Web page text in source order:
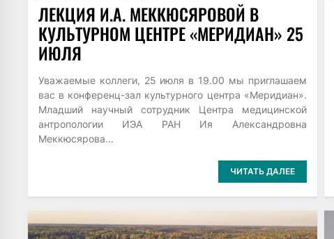
ЛЕКЦИЯ И.А. МЕККЮСЯРОВОЙ В
КУЛЬТУРНОМ ЦЕНТРЕ «МЕРИДИАН» 25
ИЮЛЯ
Уважаемые коллеги, 25 июля в 19.00 мы приглашаем
вас в конференц-зал культурного центра «Меридиан».
Младший научный сотрудник Центра медицинской
антропологии ИЭА РАН Ия Александровна
Меккюсярова...
ЧИТАТЬ ДАЛЕЕ